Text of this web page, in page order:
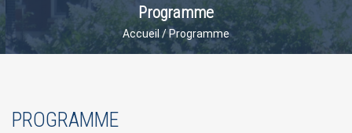
Programme
Accueil / Programme
PROGRAMME